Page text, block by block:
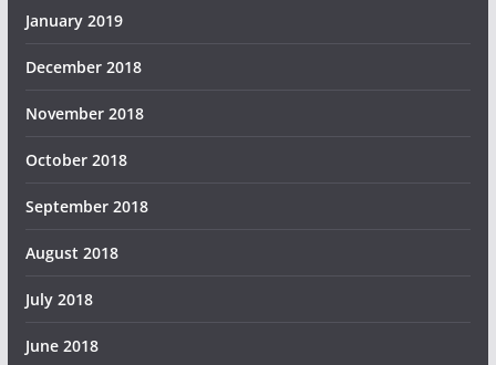
January 2019
December 2018
November 2018
October 2018
September 2018
August 2018
July 2018
June 2018